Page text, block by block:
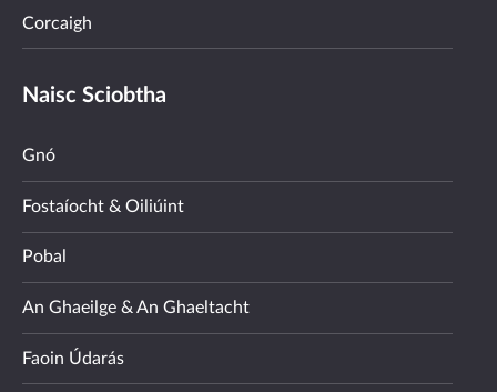
Corcaigh
Naisc Sciobtha
Gnó
Fostaíocht & Oiliúint
Pobal
An Ghaeilge & An Ghaeltacht
Faoin Údarás